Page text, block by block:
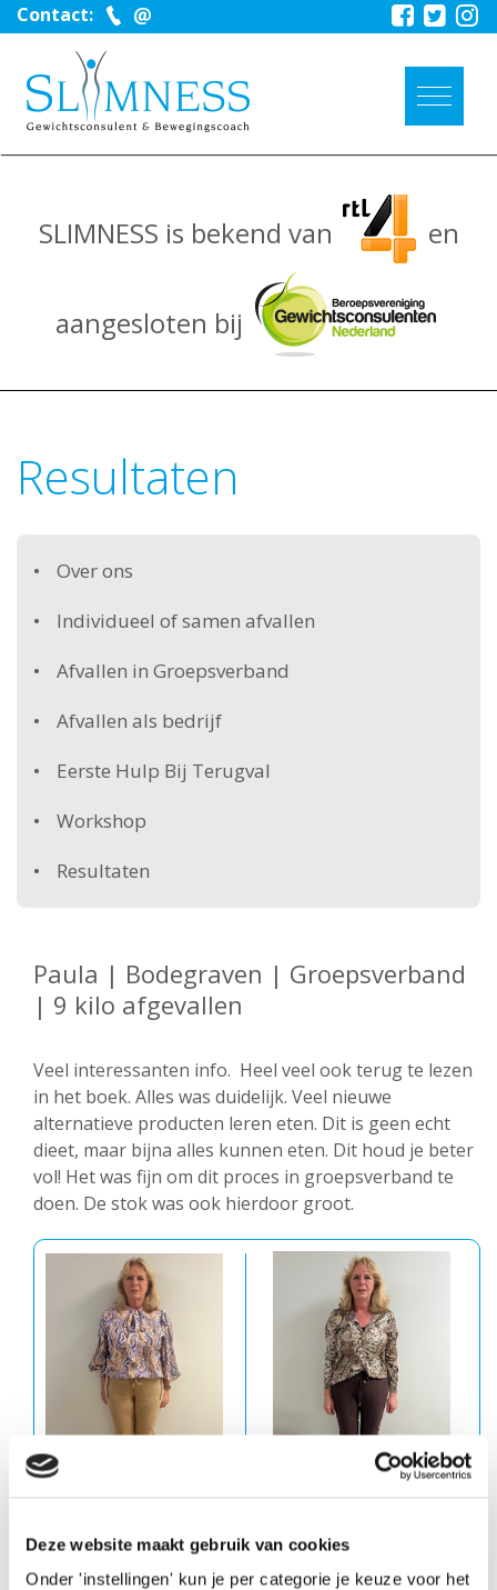
Deze website maakt gebruik van cookies
Onder 'instellingen' kun je per categorie je keuze voor het
Contact:
SLIMNESS is bekend van en
aangesloten bij
Resultaten
Over ons
Individueel of samen afvallen
Afvallen in Groepsverband
Afvallen als bedrijf
Eerste Hulp Bij Terugval
Workshop
Resultaten
Paula | Bodegraven | Groepsverband
| 9 kilo afgevallen
Veel interessanten info. Heel veel ook terug te lezen
in het boek. Alles was duidelijk. Veel nieuwe
alternatieve producten leren eten. Dit is geen echt
dieet, maar bijna alles kunnen eten. Dit houd je beter
vol! Het was fijn om dit proces in groepsverband te
doen. De stok was ook hierdoor groot.
Voor Na